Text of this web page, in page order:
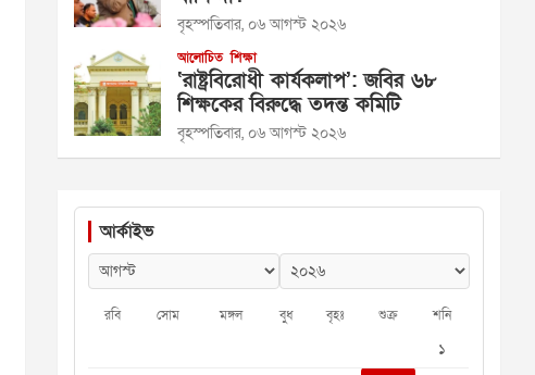
বৃহস্পতিবার, ০৬ আগস্ট ২০২৬
আলোচিত শিক্ষা
‘রাষ্ট্রবিরোধী কার্যকলাপ’: জবির ৬৮
শিক্ষকের বিরুদ্ধে তদন্ত কমিটি
বৃহস্পতিবার, ০৬ আগস্ট ২০২৬
আর্কাইভ
রবি সোম মঙ্গল বুধ বৃহঃ শুক্র শনি
১